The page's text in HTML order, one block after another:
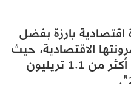
اقتصادية بارزة بفضل
الاقتصادية، حيث
بلغ الناتج المحلي الإجمالي أكثر من 1.1 تريليون